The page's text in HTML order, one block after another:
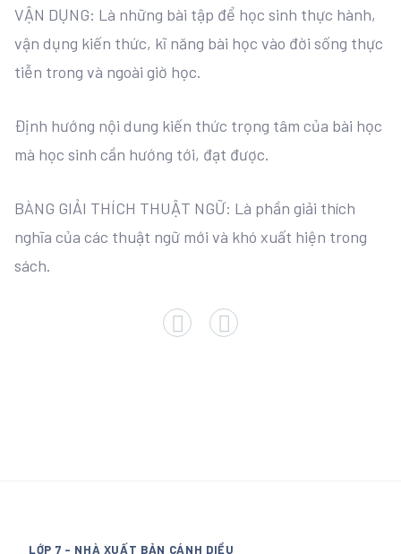
VẬN DỤNG: Là những bài tập để học sinh thực hành,
vận dụng kiến thức, kĩ năng bài học vào đời sống thực
tiễn trong và ngoài giờ học.
Định hướng nội dung kiến thức trọng tâm của bài học
mà học sinh cần hướng tới, đạt được.
BÀNG GIẢI THÍCH THUẬT NGỮ: Là phần giải thích
nghĩa của các thuật ngữ mới và khó xuất hiện trong
sách.
LỚP 7 - NHÀ XUẤT BẢN CÁNH DIỀU